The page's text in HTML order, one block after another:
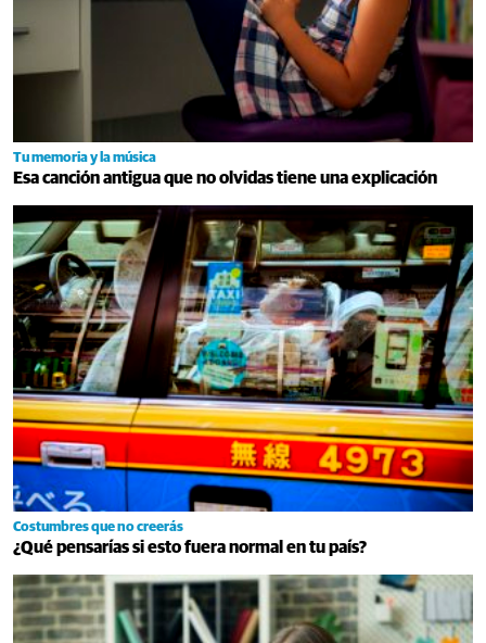
Tu memoria y la música
Esa canción antigua que no olvidas tiene una explicación
Costumbres que no creerás
¿Qué pensarías si esto fuera normal en tu país?